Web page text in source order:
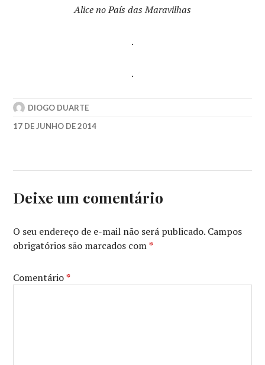
Alice no País das Maravilhas
.
.
DIOGO DUARTE
17 DE JUNHO DE 2014
DAVID
FINCHER,
PORTMAN,
DISCURSO
REI
Deixe um comentário
O seu endereço de e-mail não será publicado. Campos
obrigatórios são marcados com*
Comentário*